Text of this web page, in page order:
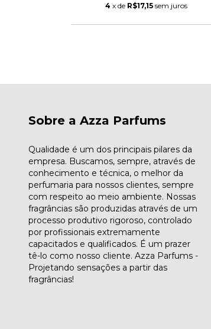
4 x de R$17,15 sem juros
Sobre a Azza Parfums
Qualidade é um dos principais pilares da
empresa. Buscamos, sempre, através de
conhecimento e técnica, o melhor da
perfumaria para nossos clientes, sempre
com respeito ao meio ambiente. Nossas
fragrâncias são produzidas através de um
processo produtivo rigoroso, controlado
por profissionais extremamente
capacitados e qualificados. É um prazer
tê-lo como nosso cliente. Azza Parfums -
Projetando sensações a partir das
fragrâncias!